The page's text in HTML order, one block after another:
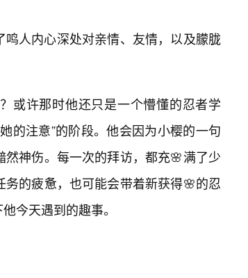
人内心深处对亲情、友情，以及朦胧
或许那时他还只是一个懵懂的忍者学
的注意”的阶段。他会因为小樱的一句
神伤。每一次的拜访，都充🌸满了少
的疲惫，也可能会带着新获得🌸的忍
今天遇到的趣事。